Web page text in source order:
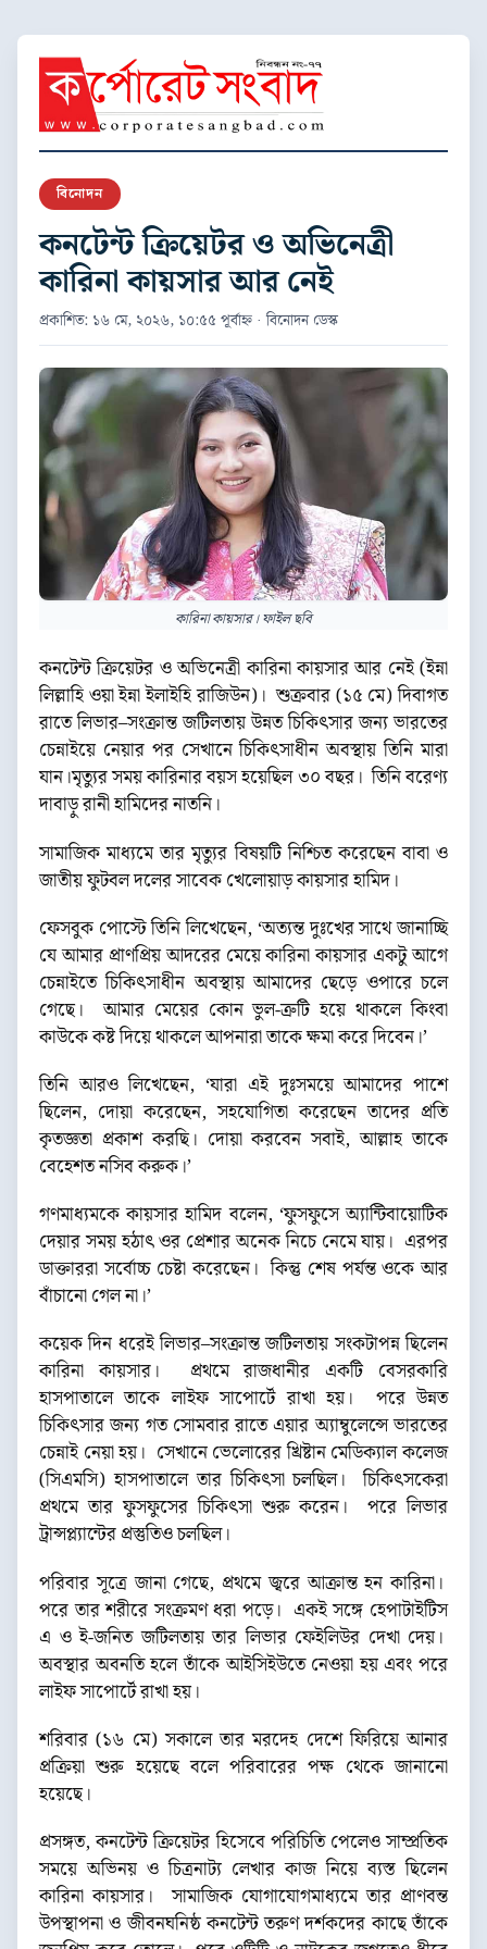
বিনোদন
কনটেন্ট ক্রিয়েটর ও অভিনেত্রী
কারিনা কায়সার আর নেই
প্রকাশিত: ১৬ মে, ২০২৬, ১০:৫৫ পূর্বাহ্ন · বিনোদন ডেস্ক
কারিনা কায়সার। ফাইল ছবি
কনটেন্ট ক্রিয়েটর ও অভিনেত্রী কারিনা কায়সার আর নেই (ইন্না
লিল্লাহি ওয়া ইন্না ইলাইহি রাজিউন)। শুক্রবার (১৫ মে) দিবাগত
রাতে লিভার–সংক্রান্ত জটিলতায় উন্নত চিকিৎসার জন্য ভারতের
চেন্নাইয়ে নেয়ার পর সেখানে চিকিৎসাধীন অবস্থায় তিনি মারা
যান।মৃত্যুর সময় কারিনার বয়স হয়েছিল ৩০ বছর। তিনি বরেণ্য
দাবাড়ু রানী হামিদের নাতনি।
সামাজিক মাধ্যমে তার মৃত্যুর বিষয়টি নিশ্চিত করেছেন বাবা ও
জাতীয় ফুটবল দলের সাবেক খেলোয়াড় কায়সার হামিদ।
ফেসবুক পোস্টে তিনি লিখেছেন, ‘অত্যন্ত দুঃখের সাথে জানাচ্ছি
যে আমার প্রাণপ্রিয় আদরের মেয়ে কারিনা কায়সার একটু আগে
চেন্নাইতে চিকিৎসাধীন অবস্থায় আমাদের ছেড়ে ওপারে চলে
গেছে। আমার মেয়ের কোন ভুল-ত্রুটি হয়ে থাকলে কিংবা
কাউকে কষ্ট দিয়ে থাকলে আপনারা তাকে ক্ষমা করে দিবেন।’
তিনি আরও লিখেছেন, ‘যারা এই দুঃসময়ে আমাদের পাশে
ছিলেন, দোয়া করেছেন, সহযোগিতা করেছেন তাদের প্রতি
কৃতজ্ঞতা প্রকাশ করছি। দোয়া করবেন সবাই, আল্লাহ তাকে
বেহেশত নসিব করুক।’
গণমাধ্যমকে কায়সার হামিদ বলেন, ‘ফুসফুসে অ্যান্টিবায়োটিক
দেয়ার সময় হঠাৎ ওর প্রেশার অনেক নিচে নেমে যায়। এরপর
ডাক্তাররা সর্বোচ্চ চেষ্টা করেছেন। কিন্তু শেষ পর্যন্ত ওকে আর
বাঁচানো গেল না।’
কয়েক দিন ধরেই লিভার–সংক্রান্ত জটিলতায় সংকটাপন্ন ছিলেন
কারিনা কায়সার। প্রথমে রাজধানীর একটি বেসরকারি
হাসপাতালে তাকে লাইফ সাপোর্টে রাখা হয়। পরে উন্নত
চিকিৎসার জন্য গত সোমবার রাতে এয়ার অ্যাম্বুলেন্সে ভারতের
চেন্নাই নেয়া হয়। সেখানে ভেলোরের খ্রিষ্টান মেডিক্যাল কলেজ
(সিএমসি) হাসপাতালে তার চিকিৎসা চলছিল। চিকিৎসকেরা
প্রথমে তার ফুসফুসের চিকিৎসা শুরু করেন। পরে লিভার
ট্রান্সপ্ল্যান্টের প্রস্তুতিও চলছিল।
পরিবার সূত্রে জানা গেছে, প্রথমে জ্বরে আক্রান্ত হন কারিনা।
পরে তার শরীরে সংক্রমণ ধরা পড়ে। একই সঙ্গে হেপাটাইটিস
এ ও ই-জনিত জটিলতায় তার লিভার ফেইলিউর দেখা দেয়।
অবস্থার অবনতি হলে তাঁকে আইসিইউতে নেওয়া হয় এবং পরে
লাইফ সাপোর্টে রাখা হয়।
শরিবার (১৬ মে) সকালে তার মরদেহ দেশে ফিরিয়ে আনার
প্রক্রিয়া শুরু হয়েছে বলে পরিবারের পক্ষ থেকে জানানো
হয়েছে।
প্রসঙ্গত, কনটেন্ট ক্রিয়েটর হিসেবে পরিচিতি পেলেও সাম্প্রতিক
সময়ে অভিনয় ও চিত্রনাট্য লেখার কাজ নিয়ে ব্যস্ত ছিলেন
কারিনা কায়সার। সামাজিক যোগাযোগমাধ্যমে তার প্রাণবন্ত
উপস্থাপনা ও জীবনঘনিষ্ঠ কনটেন্ট তরুণ দর্শকদের কাছে তাঁকে